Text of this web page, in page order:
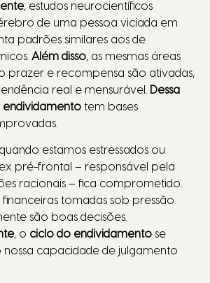
, estudos neurocientíficos
de uma pessoa viciada em
padrões similares aos de
Além disso, as mesmas áreas
prazer e recompensa são ativadas,
real e mensurável.
Dessa
endividamento tem bases
estamos estressados ou
pré-frontal – responsável pela
racionais – fica comprometido.
financeiras tomadas sob pressão
são boas decisões.
, o ciclo do endividamento se
capacidade de julgamento